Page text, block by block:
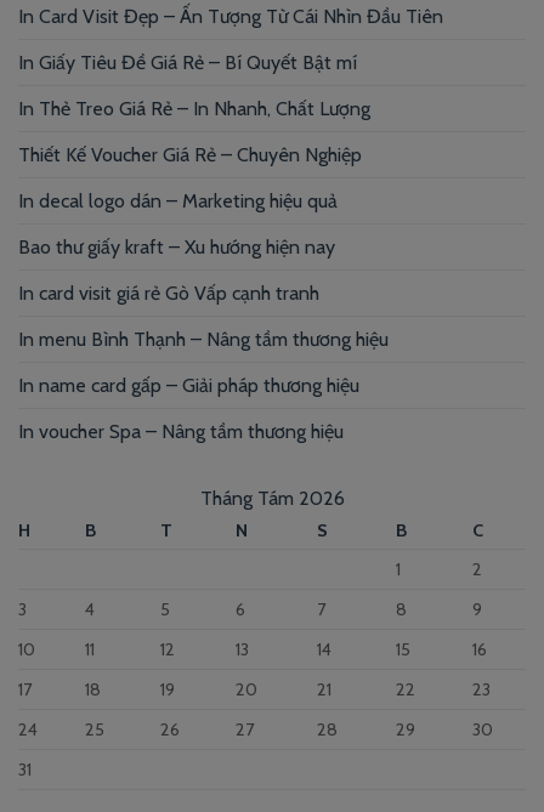
In Card Visit Đẹp – Ấn Tượng Từ Cái Nhìn Đầu Tiên
In Giấy Tiêu Đề Giá Rẻ – Bí Quyết Bật mí
In Thẻ Treo Giá Rẻ – In Nhanh, Chất Lượng
Thiết Kế Voucher Giá Rẻ – Chuyên Nghiệp
In decal logo dán – Marketing hiệu quả
Bao thư giấy kraft – Xu hướng hiện nay
In card visit giá rẻ Gò Vấp cạnh tranh
In menu Bình Thạnh – Nâng tầm thương hiệu
In name card gấp – Giải pháp thương hiệu
In voucher Spa – Nâng tầm thương hiệu
Tháng Tám 2026
H B T N S B
C
1
2
3
4 5 6 7 8
9
10
11 12 13 14 15
16
17
18 19 20 21 22
23
24
25 26 27 28 29
30
31